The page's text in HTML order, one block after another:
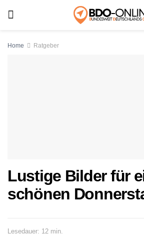
Home Ratgeber
Lustige Bilder für
schönen
Lesedauer: 12 min.